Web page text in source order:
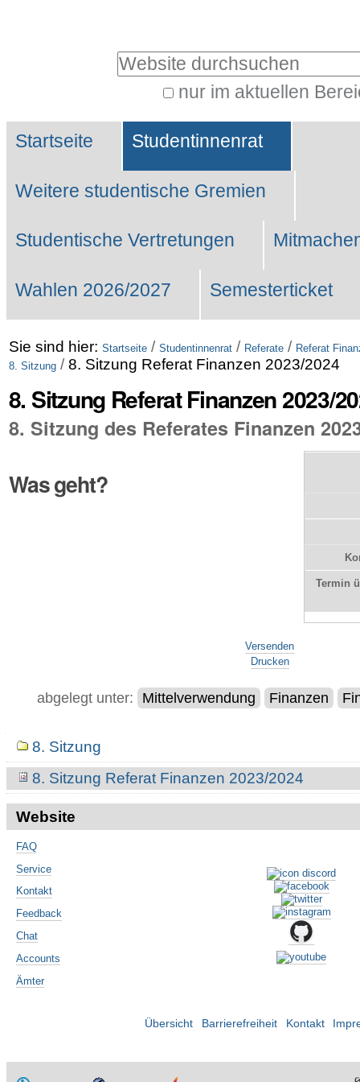
Website durchsuchen
nur im aktuellen
Suche…
Sektionen
Startseite Studentinnenrat
Weitere studentische Gremien
Studentische Vertretungen
Wahlen 2026/2027 Semesterticket
Sie sind hier: Startseite / Studentinnenrat / Referate / Referat
8. Sitzung / 8. Sitzung Referat Finanzen 2023/2024
8. Sitzung Referat Finanzen 2023/
8. Sitzung des Referates Finanzen
Termin
Was geht?
Versenden
Drucken
abgelegt unter: Mittelverwendung Finanzen
Navigation8. Sitzung
8. Sitzung Referat Finanzen 2023/2024
Website
FAQ
Service
Kontakt
Feedback
Chat
Accounts
Ämter
Übersicht Barrierefreiheit Kontakt